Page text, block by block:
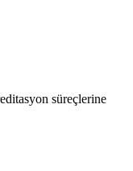
süreçlerine